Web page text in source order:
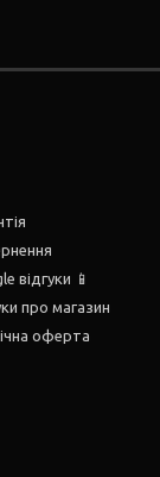
відгуки 📱
про магазин
оферта